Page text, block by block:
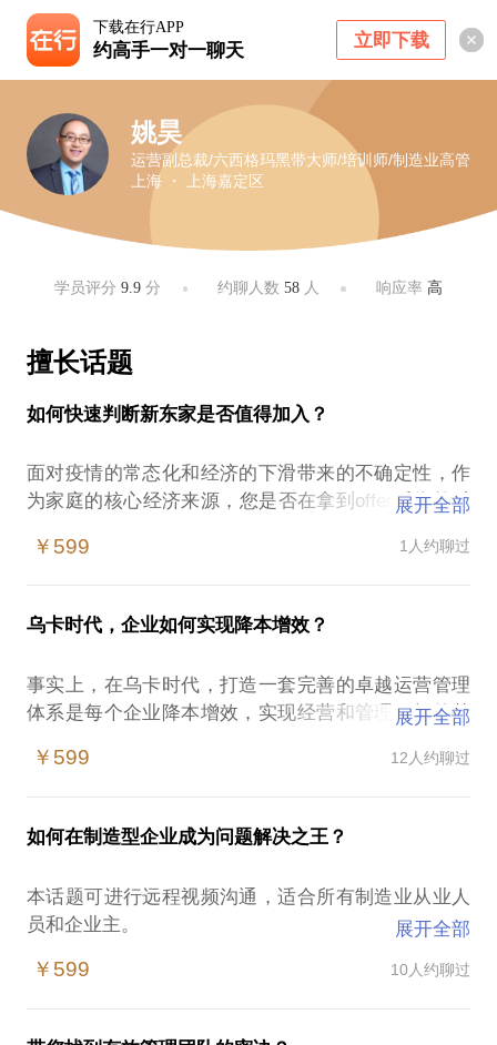
下载在行APP
约高手一对一聊天 立即下载
姚昊
运营副总裁/六西格玛黑带大师/培训师/制造业高管
上海 ・ 上海嘉定区
学员评分9.9 分 约聊人数 58人 响应率 高
擅长话题
如何快速判断新东家是否值得加入？
面对疫情的常态化和经济的下滑带来的不确定性，作
为家庭的核心经济来源，您是否在拿到offer后依然对
历？您是否手握几个offer不知如何决择?您是否在传统
民企还是选择外企？
业的老兵，上面的几个困扰我都曾经经历过，并结合
自己的经验教训，可以帮助您从以下几个方面来判断
您手上的offer是一个应该放弃的坑位还是一个未来可
1，从哪些渠道迅速了解新东家？
3，自己适合什么类型的企业和行业？
4，入职前，做好哪几点可以降低风险？
展开全部
￥599 1人约聊过
乌卡时代，企业如何实现降本增效？
事实上，在乌卡时代，打造一套完善的卓越运营管理
体系是每个企业降本增效，实现经营和管理目标的基
在制造业从事营销、工厂运营、质量管理、研发、人
企业主们。
过卓运运营管理系统的构建，来打造高效的企业价值
提升系统？制造型企业的终极使命到底是打造价值还
是创造利润或者是现金流？制造业的运营效率是如何
展开全部
￥599 12人约聊过
如何在制造型企业成为问题解决之王？
本话题可进行远程视频沟通，适合所有制造业从业人
员和企业主。
在过去的12年管理岗位生涯中，在不同性质的企业每
尤其擅长汽车行业工厂日常运营问题、跨部门沟通问
展开全部
￥599 10人约聊过